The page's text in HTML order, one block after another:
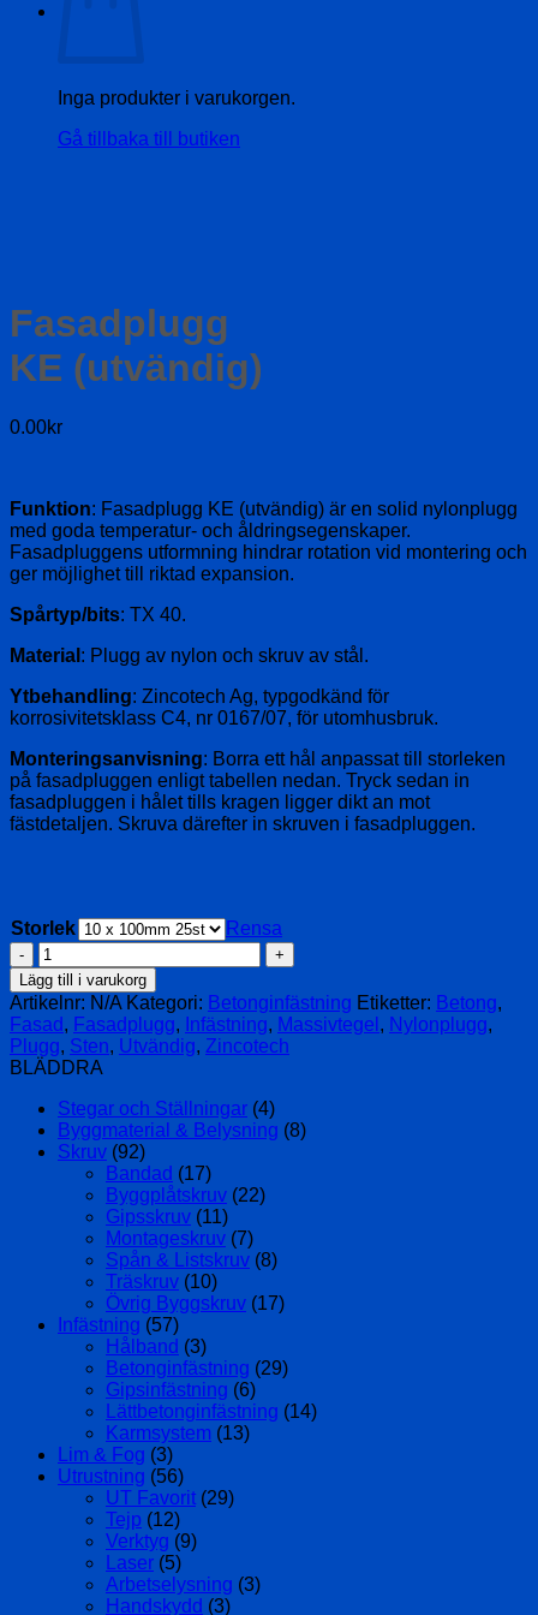
Inga produkter i varukorgen.
Gå tillbaka till butiken
Fasadplugg
KE (utvändig)
0.00kr
Funktion: Fasadplugg KE (utvändig) är en solid nylonplugg
med goda temperatur- och åldringsegenskaper.
Fasadpluggens utformning hindrar rotation vid montering och
ger möjlighet till riktad expansion.
Spårtyp/bits: TX 40.
Material : Plugg av nylon och skruv av stål.
Ytbehandling: Zincotech Ag, typgodkänd för
korrosivitetsklass C4, nr 0167/07, för utomhusbruk.
Monteringsanvisning: Borra ett hål anpassat till storleken
på fasadpluggen enligt tabellen nedan. Tryck sedan in
fasadpluggen i hålet tills kragen ligger dikt an mot
fästdetaljen. Skruva därefter in skruven i fasadpluggen.
Storlek
Rensa
Fasadplugg
KE
(utvändig)
mängd
Lägg till i varukorg
Artikelnr: N/A Kategori: Betonginfästning Etiketter: Betong,
Fasad, Fasadplugg, Infästning, Massivtegel , Nylonplugg,
Plugg, Sten, Utvändig, Zincotech
BLÄDDRA
Stegar och Ställningar (4)
Byggmaterial & Belysning (8)
Skruv (92)
Bandad (17)
Byggplåtskruv (22)
Gipsskruv (11)
Montageskruv (7)
Spån & Listskruv (8)
Träskruv (10)
Övrig Byggskruv (17)
Infästning (57)
Hålband (3)
Betonginfästning (29)
Gipsinfästning (6)
Lättbetonginfästning (14)
Karmsystem (13)
Lim & Fog (3)
Utrustning (56)
UT Favorit (29)
Tejp (12)
Verktyg (9)
Laser (5)
Arbetselysning (3)
Handskydd (3)